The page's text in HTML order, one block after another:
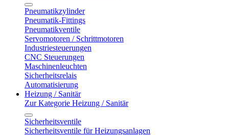
Pneumatikzylinder
Pneumatik-Fittings
Pneumatikventile
Servomotoren / Schrittmotoren
Industriesteuerungen
CNC Steuerungen
Maschinenleuchten
Sicherheitsrelais
Automatisierung
Heizung / Sanitär
Zur Kategorie Heizung / Sanitär
Sicherheitsventile
Sicherheitsventile für Heizungsanlagen